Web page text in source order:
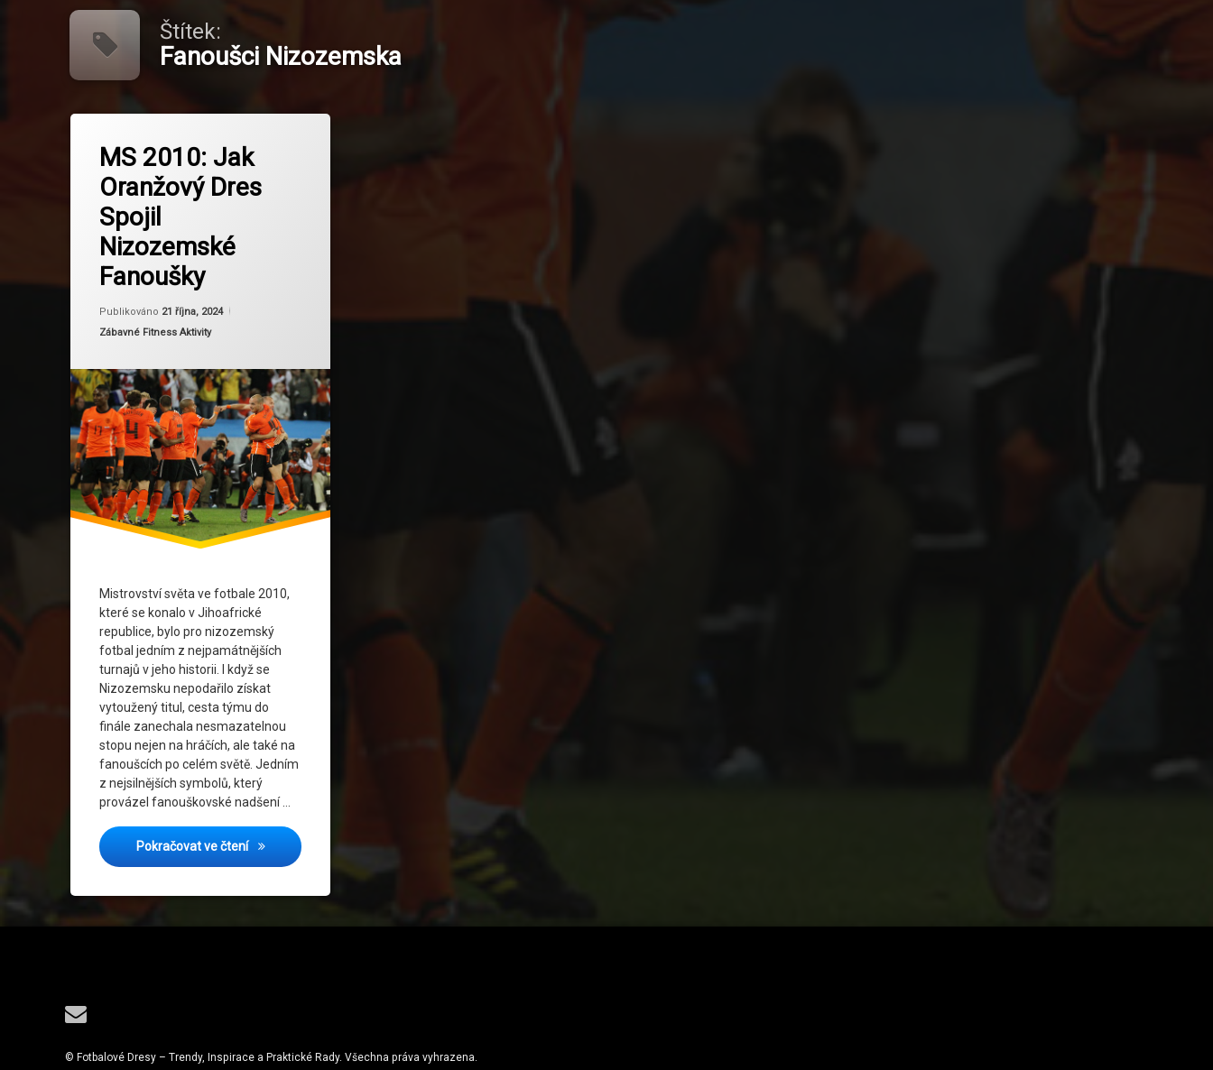
Štítek:
Fanoušci Nizozemska
MS 2010: Jak
Oranžový Dres
Spojil
Nizozemské
Fanoušky
Publikováno 21 října, 2024
Kategorie:
Zábavné Fitness Aktivity
Mistrovství světa ve fotbale 2010,
které se konalo v Jihoafrické
republice, bylo pro nizozemský
fotbal jedním z nejpamátnějších
turnajů v jeho historii. I když se
Nizozemsku nepodařilo získat
vytoužený titul, cesta týmu do
finále zanechala nesmazatelnou
stopu nejen na hráčích, ale také na
fanoušcích po celém světě. Jedním
z nejsilnějších symbolů, který
provázel fanouškovské nadšení …
Pokračovat ve čteníMS 2010: Jak Oranžový Dres Spojil Nizozemské Fanoušky
Cesta Do Finále
Fanoušci Nizozemska
Fotbalová komunita
Fotbalová kultura
Fotbaloví Fanoušci
Historie fotbalu
Jednota Fanoušků
MS 2010
Národní Identita
Nizozemská Reprezentace
Oranžový Dres
Sociální média
Total Fotbal
Zážitky Z Mistrovství
E-mail
© Fotbalové Dresy – Trendy, Inspirace a Praktické Rady. Všechna práva vyhrazena.